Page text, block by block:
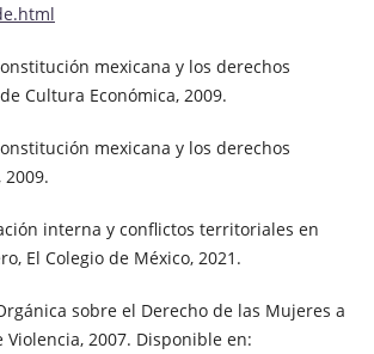
mexicana y los derechos
Cultura Económica, 2009.
mexicana y los derechos
2009.
interna y conflictos territoriales en
El Colegio de México, 2021.
Orgánica sobre el Derecho de las Mujeres a
Violencia, 2007. Disponible en: